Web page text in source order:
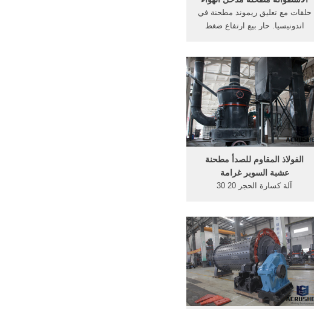
حلقات مع تعليق ريموند مطحنة في
اندونيسيا. حار بيع ارتفاع ضغط
ضغط تعليق طحن مطحنة 1t في .
استيراد أجهزه كمال أجسام من .,4.
the ضغط الأسطوانة .
الفولاذ المقاوم للصدأ مطحنة
عشبة السوبر غرامة
آلة كسارة الحجر 20 30
تشو صنع مسحوق ارتفاع ضغط
ريموند مطحنة 4r98. أكثر من;
مسحوق خام الحديد الصين - world-
meateu